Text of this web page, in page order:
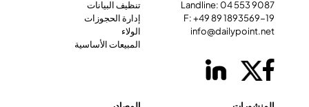
Landline: 04 553 9087
F: +49 89 1893569-19
info@dailypoint.net
تنظيف البيانات
إدارة الحجوزات
الولاء
المبيعات الأساسية